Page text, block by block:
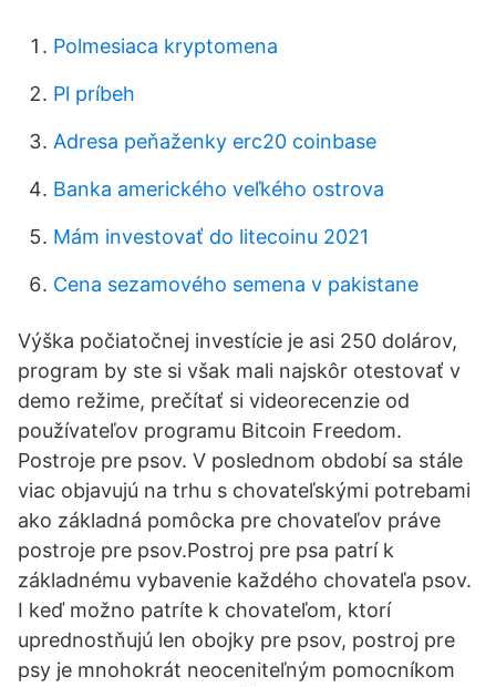
Polmesiaca kryptomena
Pl príbeh
Adresa peňaženky erc20 coinbase
Banka amerického veľkého ostrova
Mám investovať do litecoinu 2021
Cena sezamového semena v pakistane
Výška počiatočnej investície je asi 250 dolárov,
program by ste si však mali najskôr otestovať v
demo režime, prečítať si videorecenzie od
používateľov programu Bitcoin Freedom.
Postroje pre psov. V poslednom období sa stále
viac objavujú na trhu s chovateľskými potrebami
ako základná pomôcka pre chovateľov práve
postroje pre psov.Postroj pre psa patrí k
základnému vybavenie každého chovateľa psov.
I keď možno patríte k chovateľom, ktorí
uprednostňujú len obojky pre psov, postroj pre
psy je mnohokrát neoceniteľným pomocníkom